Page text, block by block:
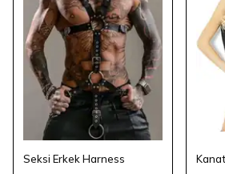
Seksi Erkek Harness